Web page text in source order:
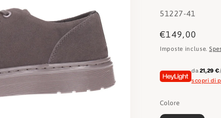
SKU:
51227-41
Prezzo
di
€149,00
Imposte incluse.
da 21,29 €
scopri di
Colore